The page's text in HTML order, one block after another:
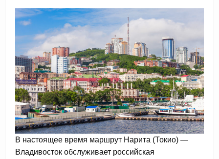
В настоящее время маршрут Нарита (Токио) —
Владивосток обслуживает российская